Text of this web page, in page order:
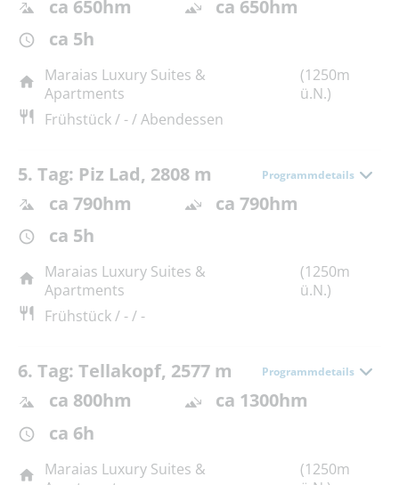
ca 650hm
ca 650hm
ca 5h
Maraias Luxury Suites &
Apartments
(1250m
ü.N.)
Frühstück / - / Abendessen
5. Tag: Piz Lad, 2808 m Programmdetails
ca 790hm
ca 790hm
ca 5h
Maraias Luxury Suites &
Apartments
(1250m
ü.N.)
Frühstück / - / -
6. Tag: Tellakopf, 2577 m Programmdetails
ca 800hm
ca 1300hm
ca 6h
Maraias Luxury Suites &
(1250m